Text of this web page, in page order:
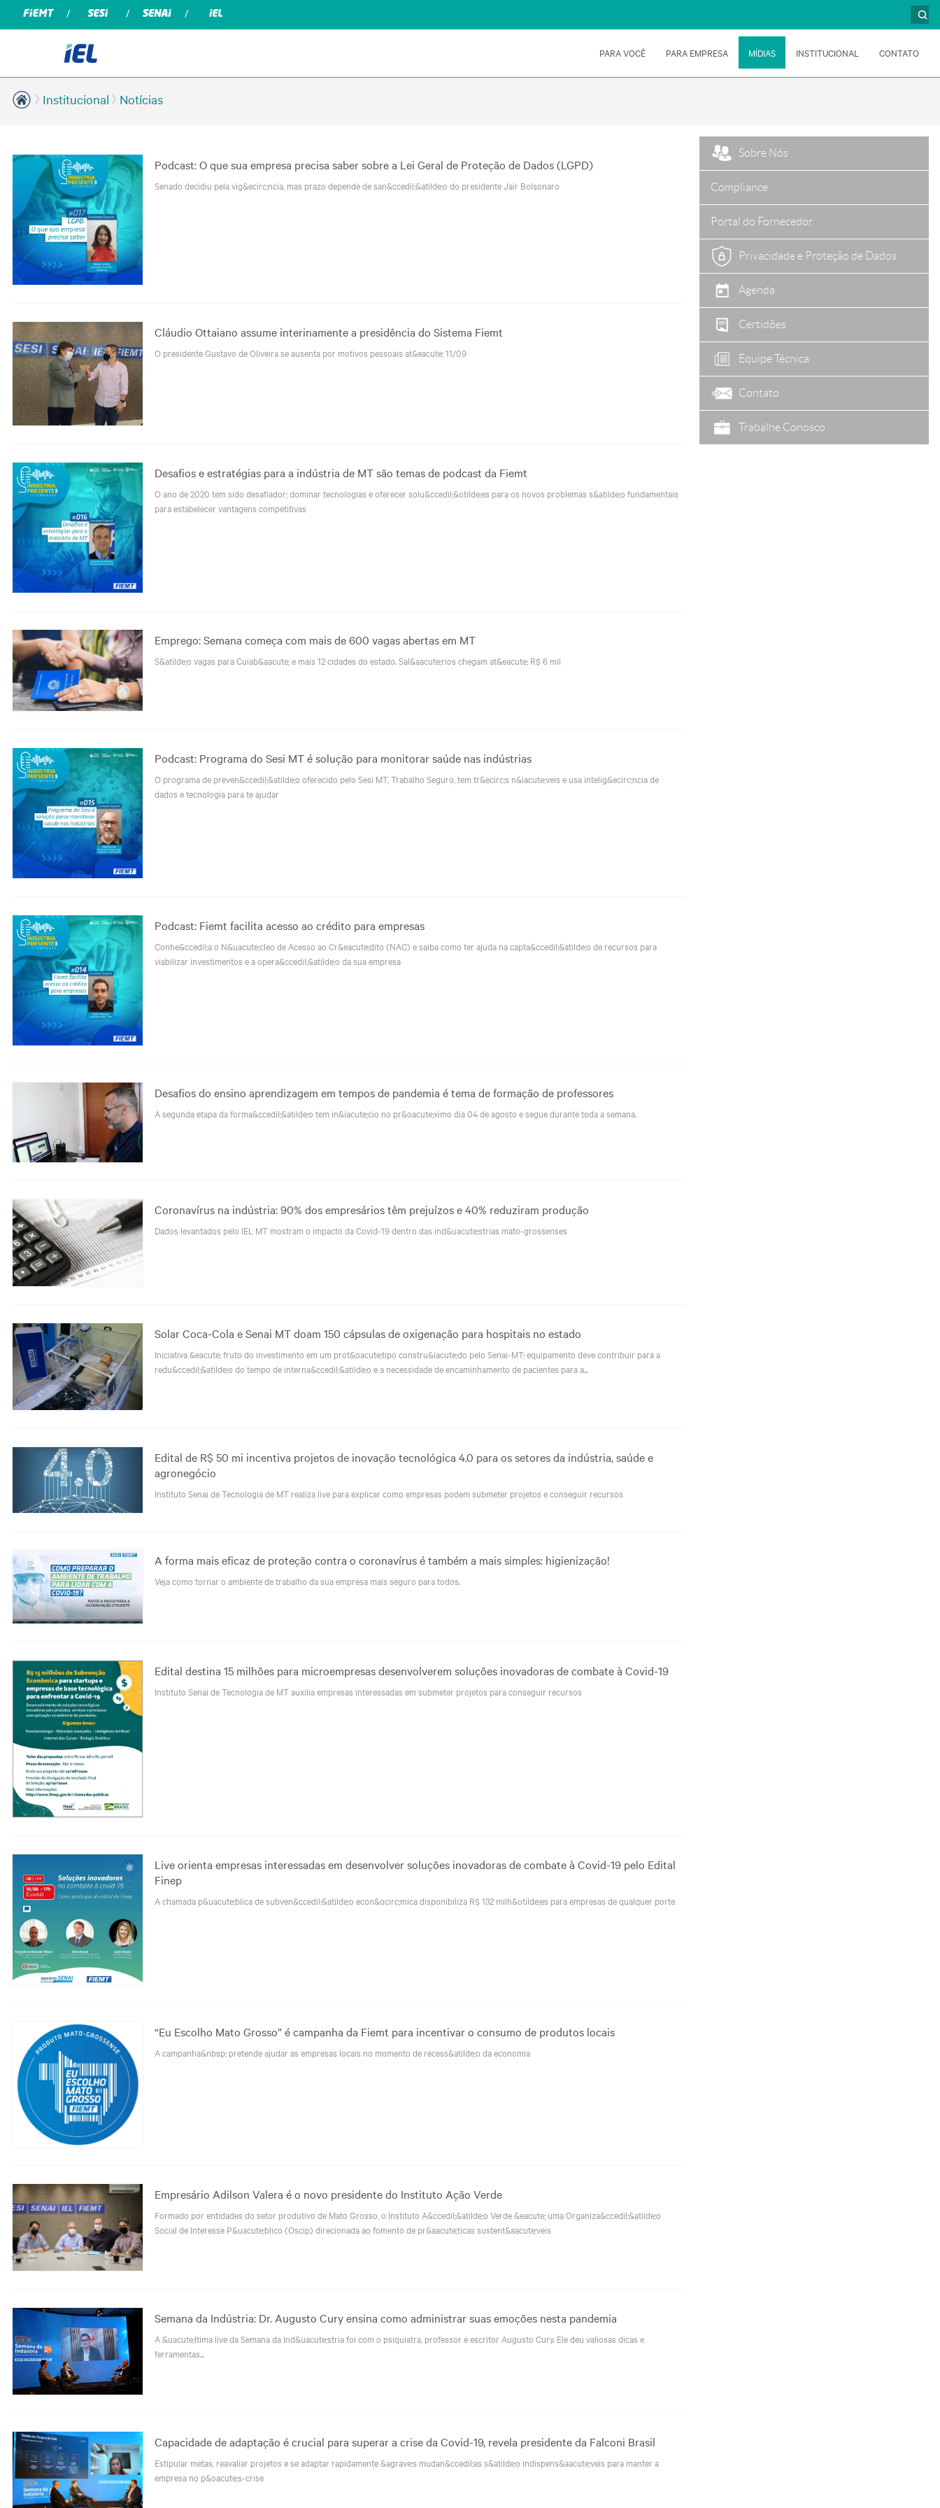
PARA VOCÊ PARA EMPRESA MÍDIAS INSTITUCIONAL CONTATO
Institucional Notícias
Podcast: O que sua empresa precisa saber sobre a Lei Geral de Proteção de Dados (LGPD)
Senado decidiu pela vig&ecirc;ncia, mas prazo depende de san&ccedil;&atilde;o do presidente Jair Bolsonaro
Cláudio Ottaiano assume interinamente a presidência do Sistema Fiemt
O presidente Gustavo de Oliveira se ausenta por motivos pessoais at&eacute; 11/09
Desafios e estratégias para a indústria de MT são temas de podcast da Fiemt
O ano de 2020 tem sido desafiador; dominar tecnologias e oferecer solu&ccedil;&otilde;es para os novos problemas s&atilde;o fundamentais
para estabelecer vantagens competitivas
Emprego: Semana começa com mais de 600 vagas abertas em MT
S&atilde;o vagas para Cuiab&aacute; e mais 12 cidades do estado. Sal&aacute;rios chegam at&eacute; R$ 6 mil
Podcast: Programa do Sesi MT é solução para monitorar saúde nas indústrias
O programa de preven&ccedil;&atilde;o oferecido pelo Sesi MT, Trabalho Seguro, tem tr&ecirc;s n&iacute;veis e usa intelig&ecirc;ncia de
dados e tecnologia para te ajudar
Podcast: Fiemt facilita acesso ao crédito para empresas
Conhe&ccedil;a o N&uacute;cleo de Acesso ao Cr&eacute;dito (NAC) e saiba como ter ajuda na capta&ccedil;&atilde;o de recursos para
viabilizar investimentos e a opera&ccedil;&atilde;o da sua empresa
Desafios do ensino aprendizagem em tempos de pandemia é tema de formação de professores
A segunda etapa da forma&ccedil;&atilde;o tem in&iacute;cio no pr&oacute;ximo dia 04 de agosto e segue durante toda a semana.
Coronavírus na indústria: 90% dos empresários têm prejuízos e 40% reduziram produção
Dados levantados pelo IEL MT mostram o impacto da Covid-19 dentro das ind&uacute;strias mato-grossenses
Solar Coca-Cola e Senai MT doam 150 cápsulas de oxigenação para hospitais no estado
Iniciativa &eacute; fruto do investimento em um prot&oacute;tipo constru&iacute;do pelo Senai-MT; equipamento deve contribuir para a
redu&ccedil;&atilde;o do tempo de interna&ccedil;&atilde;o e a necessidade de encaminhamento de pacientes para a...
Edital de R$ 50 mi incentiva projetos de inovação tecnológica 4.0 para os setores da indústria, saúde e
agronegócio
Instituto Senai de Tecnologia de MT realiza live para explicar como empresas podem submeter projetos e conseguir recursos
A forma mais eficaz de proteção contra o coronavírus é também a mais simples: higienização!
Veja como tornar o ambiente de trabalho da sua empresa mais seguro para todos.
Edital destina 15 milhões para microempresas desenvolverem soluções inovadoras de combate à Covid-19
Instituto Senai de Tecnologia de MT auxilia empresas interessadas em submeter projetos para conseguir recursos
Live orienta empresas interessadas em desenvolver soluções inovadoras de combate à Covid-19 pelo Edital
Finep
A chamada p&uacute;blica de subven&ccedil;&atilde;o econ&ocirc;mica disponibiliza R$ 132 milh&otilde;es para empresas de qualquer porte
“Eu Escolho Mato Grosso” é campanha da Fiemt para incentivar o consumo de produtos locais
A campanha&nbsp; pretende ajudar as empresas locais no momento de recess&atilde;o da economia
Empresário Adilson Valera é o novo presidente do Instituto Ação Verde
Formado por entidades do setor produtivo de Mato Grosso, o Instituto A&ccedil;&atilde;o Verde &eacute; uma Organiza&ccedil;&atilde;o
Social de Interesse P&uacute;blico (Oscip) direcionada ao fomento de pr&aacute;ticas sustent&aacute;veis
Semana da Indústria: Dr. Augusto Cury ensina como administrar suas emoções nesta pandemia
A &uacute;ltima live da Semana da Ind&uacute;stria foi com o psiquiatra, professor e escritor Augusto Cury. Ele deu valiosas dicas e
ferramentas...
Capacidade de adaptação é crucial para superar a crise da Covid-19, revela presidente da Falconi Brasil
Estipular metas, reavaliar projetos e se adaptar rapidamente &agrave;s mudan&ccedil;as s&atilde;o indispens&aacute;veis para manter a
empresa no p&oacute;s-crise
Sobre Nós
Compliance
Portal do Fornecedor
Privacidade e Proteção de Dados
Agenda
Certidões
Equipe Técnica
Contato
Trabalhe Conosco